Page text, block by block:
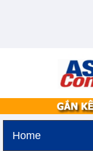
Home